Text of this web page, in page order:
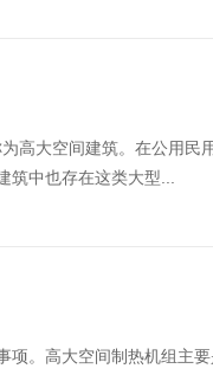
高大空间建筑。在公用民
中也存在这类大型...
项。高大空间制热机组主